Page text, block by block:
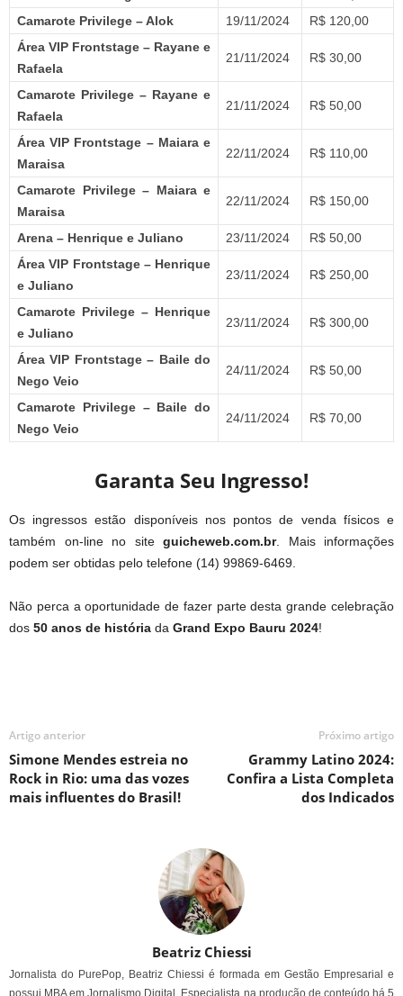
Camarote Privilege – Alok
19/11/2024
R$ 120,00
Área VIP Frontstage – Rayane e
Rafaela
21/11/2024 R$ 30,00
Camarote Privilege – Rayane e
Rafaela
21/11/2024 R$ 50,00
Área VIP Frontstage – Maiara e
Maraisa
22/11/2024 R$ 110,00
Camarote Privilege – Maiara e
Maraisa
22/11/2024 R$ 150,00
Arena – Henrique e Juliano 23/11/2024
R$ 50,00
Área VIP Frontstage – Henrique
e Juliano
23/11/2024 R$ 250,00
Camarote Privilege – Henrique
e Juliano
23/11/2024 R$ 300,00
Área VIP Frontstage – Baile do
Nego Veio
24/11/2024 R$ 50,00
Camarote Privilege – Baile do
Nego Veio
24/11/2024 R$ 70,00
Garanta Seu Ingresso!
Os ingressos estão disponíveis nos pontos de venda físicos e
também on-line no site guicheweb.com.br. Mais informações
podem ser obtidas pelo telefone (14) 99869-6469.
Não perca a oportunidade de fazer parte desta grande celebração
dos 50 anos de história da Grand Expo Bauru 2024!
Artigo anterior
Simone Mendes estreia no
Rock in Rio: uma das vozes
mais influentes do Brasil!
Próximo artigo
Grammy Latino 2024:
Confira a Lista Completa
dos Indicados
Beatriz Chiessi
Jornalista do PurePop, Beatriz Chiessi é formada em Gestão Empresarial e
possui MBA em Jornalismo Digital. Especialista na produção de conteúdo há 5